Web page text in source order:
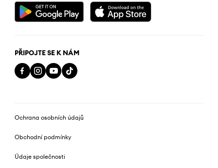
PŘIPOJTE SE K NÁM
Ochrana osobních údajů
Obchodní podmínky
Údaje společnosti